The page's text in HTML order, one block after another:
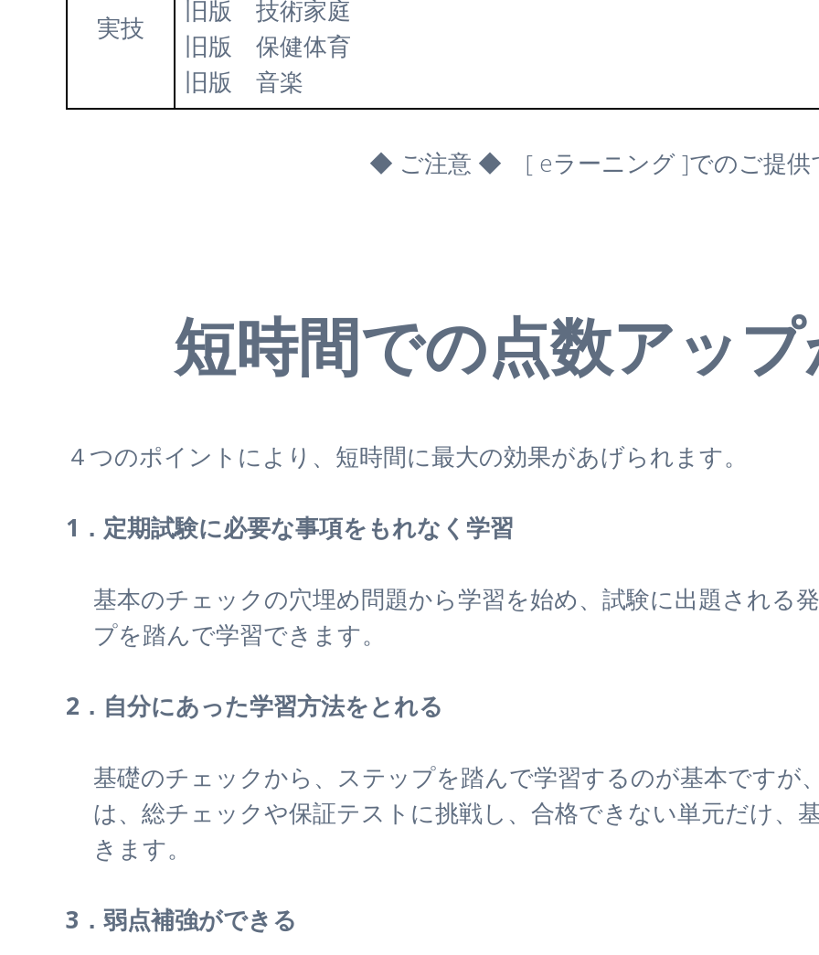
実技
旧版 技術家庭
旧版 保健体育
旧版 音楽
◆ ご注意 ◆ [ eラーニング ]でのご提供
短時間での点数アッ
４つのポイントにより、短時間に最大の効果があげられます。
1．定期試験に必要な事項をもれなく学習
基本のチェックの穴埋め問題から学習を始め、試験に出題される
プを踏んで学習できます。
2．自分にあった学習方法をとれる
基礎のチェックから、ステップを踏んで学習するのが基本ですが
は、総チェックや保証テストに挑戦し、合格できない単元だけ、
きます。
3．弱点補強ができる